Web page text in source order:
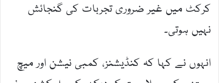
کرکٹ میں غیر ضروری تجربات کی گنجائش
نہیں ہوتی۔
انہوں نے کہا کہ کنڈیشنز، کمبی نیشن اور میچ